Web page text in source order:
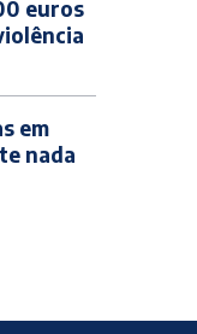
euros
em
nada